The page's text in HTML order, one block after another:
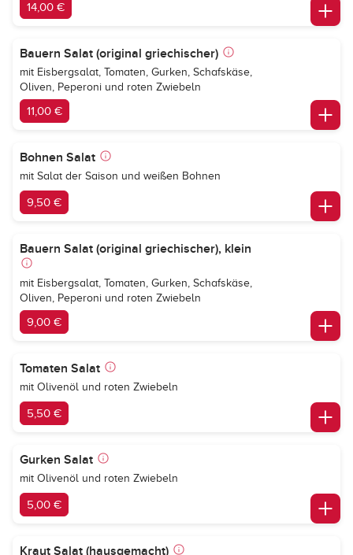
14,00 €
Bauern Salat (original griechischer)
mit Eisbergsalat, Tomaten, Gurken, Schafskäse,
Oliven, Peperoni und roten Zwiebeln
11,00 €
Bohnen Salat
mit Salat der Saison und weißen Bohnen
9,50 €
Bauern Salat (original griechischer), klein
mit Eisbergsalat, Tomaten, Gurken, Schafskäse,
Oliven, Peperoni und roten Zwiebeln
9,00 €
Tomaten Salat
mit Olivenöl und roten Zwiebeln
5,50 €
Gurken Salat
mit Olivenöl und roten Zwiebeln
5,00 €
Kraut Salat (hausgemacht)